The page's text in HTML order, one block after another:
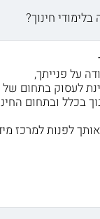
חינוך?
על פנייתך,
לעסוק בתחום של
בכלל ובתחום